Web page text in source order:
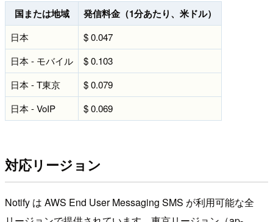
国または地域 発信料金（1分あたり、米ドル）
日本
$ 0.047
日本 - モバイル
$ 0.103
日本 - T東京
$ 0.079
日本 - VoIP
$ 0.069
対応リージョン
Notify は AWS End User Messaging SMS が利用可能な全